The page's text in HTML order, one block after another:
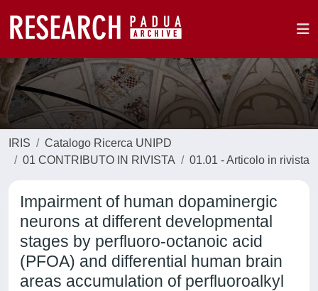
IRIS
Catalogo Ricerca UNIPD
01 CONTRIBUTO IN RIVISTA
01.01 - Articolo in rivista
Impairment of human dopaminergic
neurons at different developmental
stages by perfluoro-octanoic acid
(PFOA) and differential human brain
areas accumulation of perfluoroalkyl